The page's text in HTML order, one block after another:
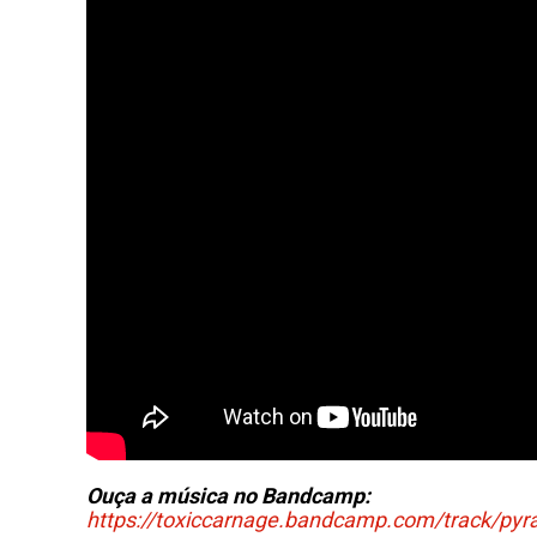
Ouça a música no Bandcamp:
https://toxiccarnage.bandcamp.com/track/